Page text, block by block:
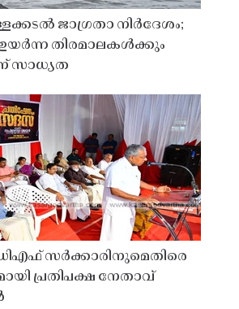
ജാഗ്രതാ നിർദേശം;
ഉയർന്ന തിരമാലകൾക്കും
സാധ്യത
സർക്കാരിനുമെതിരെ
പ്രതിപക്ഷ നേതാവ്